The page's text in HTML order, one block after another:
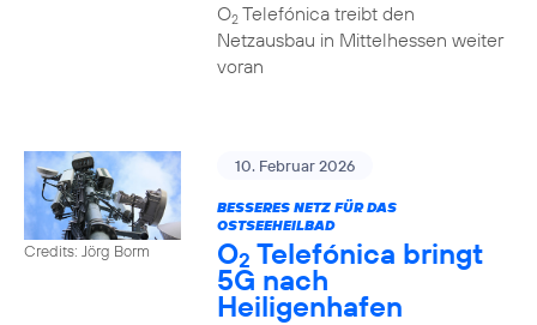
O2Telefónica treibt den
Netzausbau in Mittelhessen weiter
voran
Credits: Jörg Borm
10. Februar 2026
BESSERES NETZ FÜR DAS
OSTSEEHEILBAD
O2 Telefónica bringt
5G nach
Heiligenhafen